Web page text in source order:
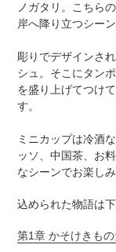
ノガタリ。
こちら
岸へ降り立つシー
彫りでデザインさ
シュ。 そこにタン
を盛り上げてつけ
す。
ミニカップは冷酒
ッソ、中国茶、お
なシーンでお楽し
込められた物語は
第1章 かそけきも